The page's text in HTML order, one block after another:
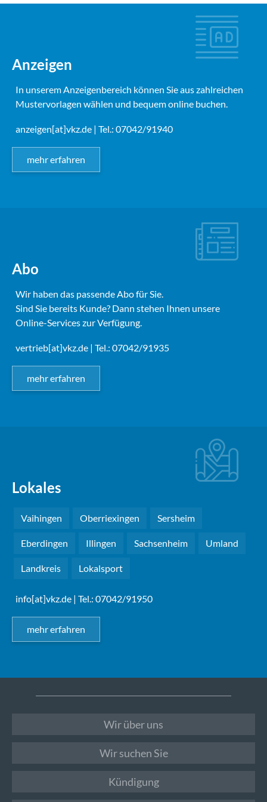
Anzeigen
In unserem Anzeigenbereich können Sie aus zahlreichen
Mustervorlagen wählen und bequem online buchen.
anzeigen[at]vkz.de | Tel.: 07042/91940
mehr erfahren
Abo
Wir haben das passende Abo für Sie.
Sind Sie bereits Kunde? Dann stehen Ihnen unsere
Online-Services zur Verfügung.
vertrieb[at]vkz.de | Tel.: 07042/91935
mehr erfahren
Lokales
Vaihingen Oberriexingen Sersheim
Eberdingen Illingen Sachsenheim Umland
Landkreis Lokalsport
info[at]vkz.de | Tel.: 07042/91950
mehr erfahren
Wir über uns
Wir suchen Sie
Kündigung